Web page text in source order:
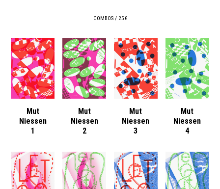
COMBOS / 25 €
Mut
Niessen
1
Mut
Niessen
2
Mut
Niessen
3
Mut
Niessen
4